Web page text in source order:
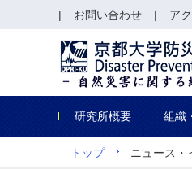
研究所概要 組織
お問い合わせ ア
トップ ニュース・